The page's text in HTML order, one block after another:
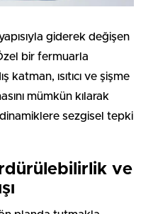
giderek değişen
bir fermuarla
ısıtıcı ve şişme
mümkün kılarak
sezgisel tepki
ve